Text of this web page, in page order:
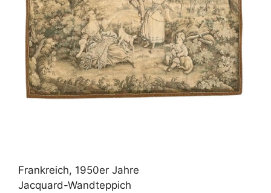
Frankreich, 1950er Jahre
Jacquard-Wandteppich